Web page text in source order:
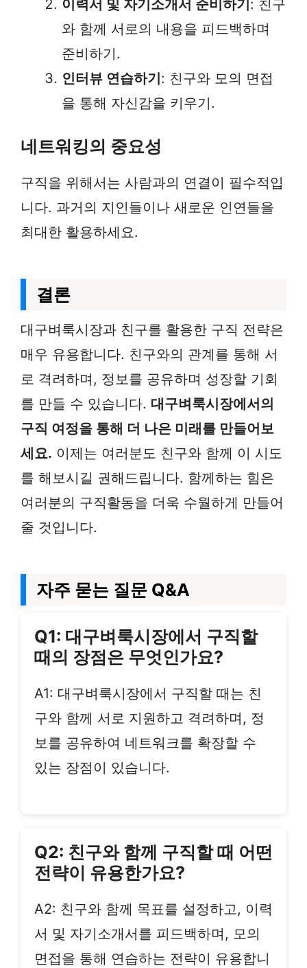
이력서 및 자기소개서 준비하기 : 친구
와 함께 서로의 내용을 피드백하며
준비하기.
인터뷰 연습하기: 친구와 모의 면접
을 통해 자신감을 키우기.
네트워킹의 중요성
구직을 위해서는 사람과의 연결이 필수적입
니다. 과거의 지인들이나 새로운 인연들을
최대한 활용하세요.
결론
대구벼룩시장과 친구를 활용한 구직 전략은
매우 유용합니다. 친구와의 관계를 통해 서
로 격려하며, 정보를 공유하며 성장할 기회
를 만들 수 있습니다. 대구벼룩시장에서의
구직 여정을 통해 더 나은 미래를 만들어보
세요. 이제는 여러분도 친구와 함께 이 시도
를 해보시길 권해드립니다. 함께하는 힘은
여러분의 구직활동을 더욱 수월하게 만들어
줄 것입니다.
자주 묻는 질문 Q&A
Q1: 대구벼룩시장에서 구직할
때의 장점은 무엇인가요?
A1: 대구벼룩시장에서 구직할 때는 친
구와 함께 서로 지원하고 격려하며, 정
보를 공유하여 네트워크를 확장할 수
있는 장점이 있습니다.
Q2: 친구와 함께 구직할 때 어떤
전략이 유용한가요?
A2: 친구와 함께 목표를 설정하고, 이력
서 및 자기소개서를 피드백하며, 모의
면접을 통해 연습하는 전략이 유용합니